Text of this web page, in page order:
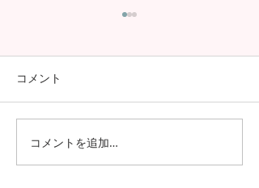
今年も進学率100%！第7
期生の進学先が発表され
コメント
コメントを追加…